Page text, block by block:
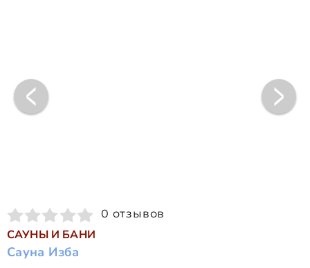
0 отзывов
САУНЫ И БАНИ
Сауна Изба